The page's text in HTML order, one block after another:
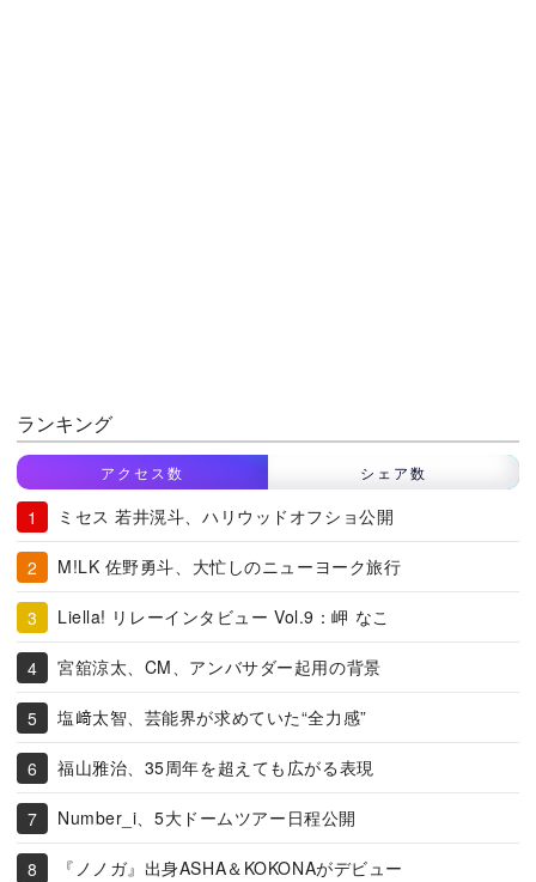
ランキング
アクセス数 シェア数
ミセス 若井滉斗、ハリウッドオフショ公開
M!LK 佐野勇斗、大忙しのニューヨーク旅行
Liella! リレーインタビュー Vol.9：岬 なこ
宮舘涼太、CM、アンバサダー起用の背景
塩﨑太智、芸能界が求めていた“全力感”
福山雅治、35周年を超えても広がる表現
Number_i、5大ドームツアー日程公開
『ノノガ』出身ASHA＆KOKONAがデビュー